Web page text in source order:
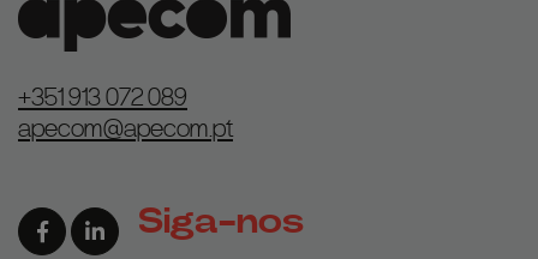
+351 913 072 089
apecom@apecom.pt
Link para a página de Facebook
Link para a página de Linkedin
Siga-nos